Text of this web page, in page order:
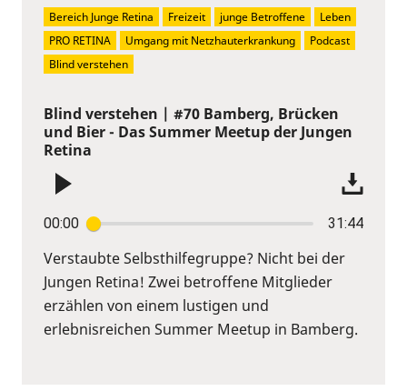
Blind verstehen | #70 Bamberg, Brücken
und Bier - Das Summer Meetup der Jungen
Retina
00:00 31:44
Verstaubte Selbsthilfegruppe? Nicht bei der
Jungen Retina! Zwei betroffene Mitglieder
erzählen von einem lustigen und
erlebnisreichen Summer Meetup in Bamberg.
Bereich Junge Retina Freizeit junge Betroffene
Leben
PRO RETINA
Umgang mit Netzhauterkrankung
Podcast
Blind verstehen